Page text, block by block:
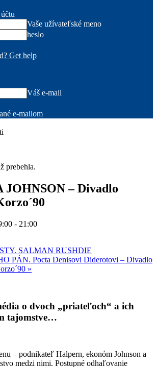
Vaše užívateľské meno
heslo
Get help
Váš e-mail
e-mailom
prebehla.
JOHNSON – Divadlo
- 21:00
SALMAN RUSHDIE
PÁN. Pocta Denisovi Diderotovi – Divadlo
»
o dvoch „priateľoch“ a ich
tajomstve…
– podnikateľ Halpern, ekonóm Johnson a
medzi nimi. Postupné odhaľovanie